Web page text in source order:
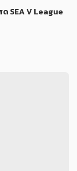
SEA V League